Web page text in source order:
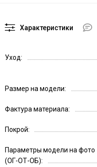
Характеристики
Уход
Размер на модели
Фактура материала
Покрой
Параметры модели на фото
(ОГ-ОТ-ОБ)